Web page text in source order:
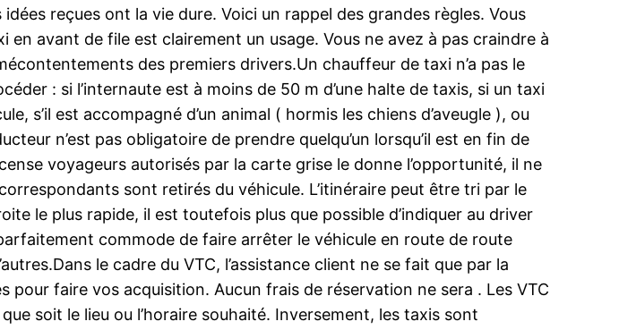
reçues ont la vie dure. Voici un rappel des grandes règles. Vous
avant de file est clairement un usage. Vous ne avez à pas craindre à
des premiers drivers.Un chauffeur de taxi n’a pas le
: si l’internaute est à moins de 50 m d’une halte de taxis, si un taxi
s’il est accompagné d’un animal ( hormis les chiens d’aveugle ), ou
n’est pas obligatoire de prendre quelqu’un lorsqu’il est en fin de
voyageurs autorisés par la carte grise le donne l’opportunité, il ne
sont retirés du véhicule. L’itinéraire peut être tri par le
le plus rapide, il est toutefois plus que possible d’indiquer au driver
commode de faire arrêter le véhicule en route de route
le cadre du VTC, l’assistance client ne se fait que par la
faire vos acquisition. Aucun frais de réservation ne sera . Les VTC
soit le lieu ou l’horaire souhaité. Inversement, les taxis sont